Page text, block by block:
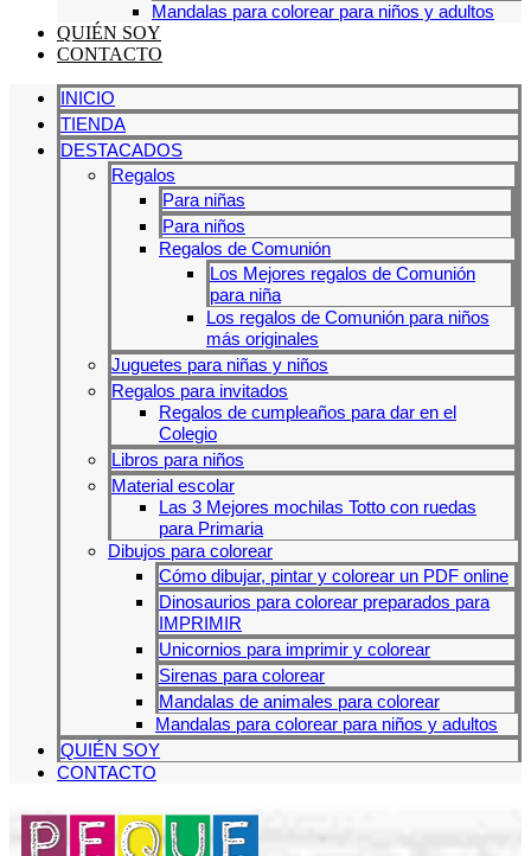
Mandalas para colorear para niños y adultos
QUIÉN SOY
CONTACTO
INICIO
TIENDA
DESTACADOS
Regalos
Para niñas
Para niños
Regalos de Comunión
Los Mejores regalos de Comunión
para niña
Los regalos de Comunión para niños
más originales
Juguetes para niñas y niños
Regalos para invitados
Regalos de cumpleaños para dar en el
Colegio
Libros para niños
Material escolar
Las 3 Mejores mochilas Totto con ruedas
para Primaria
Dibujos para colorear
Cómo dibujar, pintar y colorear un PDF online
Dinosaurios para colorear preparados para
IMPRIMIR
Unicornios para imprimir y colorear
Sirenas para colorear
Mandalas de animales para colorear
Mandalas para colorear para niños y adultos
QUIÉN SOY
CONTACTO